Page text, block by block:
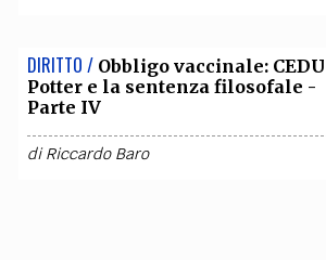
DIRITTO / Obbligo vaccinale: CEDU
Potter e la sentenza filosofale -
Parte IV
diRiccardo Baro